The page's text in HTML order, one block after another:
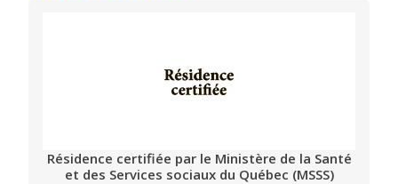
Résidence certifiée par le Ministère de la Santé
et des Services sociaux du Québec (MSSS)